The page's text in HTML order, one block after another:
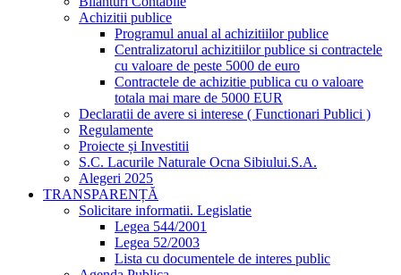
Achizitii publice
Programul anual al achizitiilor publice
Centralizatorul achizitiilor publice si contractele
cu valoare de peste 5000 de euro
Contractele de achizitie publica cu o valoare
totala mai mare de 5000 EUR
Declaratii de avere si interese ( Functionari Publici )
Regulamente
Proiecte și Investitii
S.C. Lacurile Naturale Ocna Sibiului.S.A.
Alegeri 2025
TRANSPARENȚĂ
Solicitare informatii. Legislatie
Legea 544/2001
Legea 52/2003
Lista cu documentele de interes public